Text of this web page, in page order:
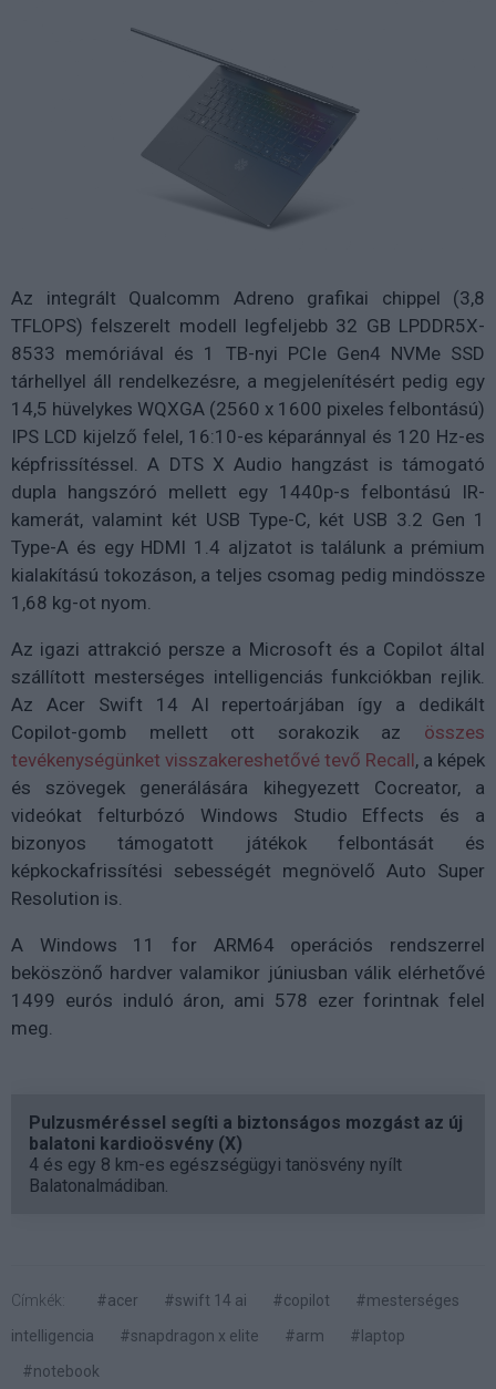
Az integrált Qualcomm Adreno grafikai chippel (3,8
TFLOPS) felszerelt modell legfeljebb 32 GB LPDDR5X-
8533 memóriával és 1 TB-nyi PCIe Gen4 NVMe SSD
tárhellyel áll rendelkezésre, a megjelenítésért pedig egy
14,5 hüvelykes WQXGA (2560 x 1600 pixeles felbontású)
IPS LCD kijelző felel, 16:10-es képaránnyal és 120 Hz-es
képfrissítéssel. A DTS X Audio hangzást is támogató
dupla hangszóró mellett egy 1440p-s felbontású IR-
kamerát, valamint két USB Type-C, két USB 3.2 Gen 1
Type-A és egy HDMI 1.4 aljzatot is találunk a prémium
kialakítású tokozáson, a teljes csomag pedig mindössze
1,68 kg-ot nyom.
Az igazi attrakció persze a Microsoft és a Copilot által
szállított mesterséges intelligenciás funkciókban rejlik.
Az Acer Swift 14 AI repertoárjában így a dedikált
Copilot-gomb mellett ott sorakozik az összes
tevékenységünket visszakereshetővé tevő Recall, a képek
és szövegek generálására kihegyezett Cocreator, a
videókat felturbózó Windows Studio Effects és a
bizonyos támogatott játékok felbontását és
képkockafrissítési sebességét megnövelő Auto Super
Resolution is.
A Windows 11 for ARM64 operációs rendszerrel
beköszönő hardver valamikor júniusban válik elérhetővé
1499 eurós induló áron, ami 578 ezer forintnak felel
meg.
Pulzusméréssel segíti a biztonságos mozgást az új
balatoni kardioösvény (X)
4 és egy 8 km-es egészségügyi tanösvény nyílt
Balatonalmádiban.
Címkék: #acer #swift 14 ai #copilot
#mesterséges
intelligencia
#snapdragon x elite #arm
#laptop
#notebook